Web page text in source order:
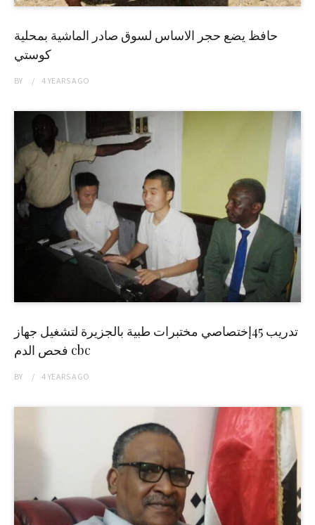
حافظ يضع حجر الاساس لسوق صادر الماشية بمحلية
كوستي
BY 4 YEARSAGO
تدريب 45إختصاصي مختبرات طبية بالجزيرة لتشغيل جهاز
فحص الدم cbc
BY 4 YEARSAGO